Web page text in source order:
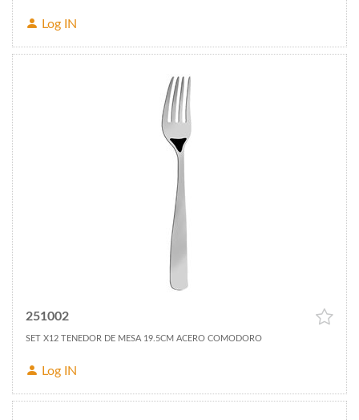
Log IN
251002
SET X12 TENEDOR DE MESA 19.5CM ACERO COMODORO
Log IN